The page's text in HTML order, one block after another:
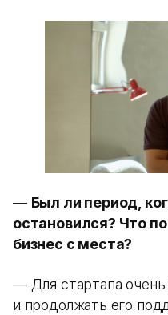
— Был ли период,
остановился? Что
бизнес с места?
— Для стартапа
и продолжать его